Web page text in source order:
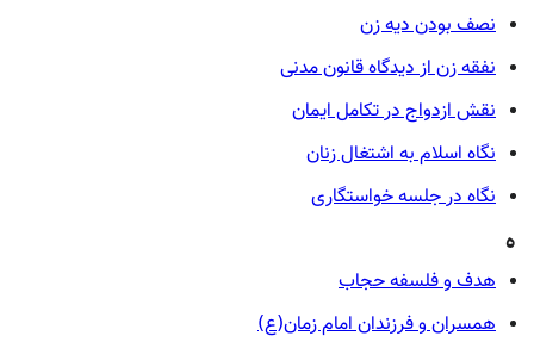
نصف‌ بودن دیه زن
نفقه زن از دیدگاه قانون مدنی
نقش ازدواج در تکامل ایمان
نگاه اسلام به اشتغال زنان
نگاه در جلسه خواستگاری
ه
هدف و فلسفه حجاب
همسران و فرزندان امام زمان(ع)